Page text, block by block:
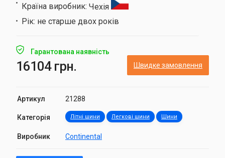
Країна виробник: Чехія
Рік: не старше двох років
Гарантована наявність
16104 грн. Швидке замовлення
Артикул 21288
Категорія Літні шини Легкові шини Шини
Виробник Continental